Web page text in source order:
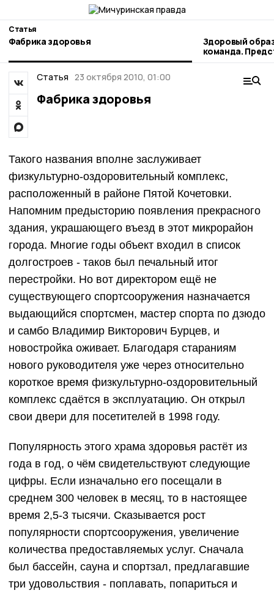
Статья
Фабрика здоровья
Здоровый
команда.
наукограда
Статья 23 октября 2010, 01:00
Фабрика здоровья
Такого названия вполне заслуживает
физкультурно-оздоровительный комплекс,
расположенный в районе Пятой Кочетовки.
Напомним предысторию появления прекрасного
здания, украшающего въезд в этот микрорайон
города. Многие годы объект входил в список
долгостроев - таков был печальный итог
перестройки. Но вот директором ещё не
существующего спортсооружения назначается
выдающийся спортсмен, мастер спорта по дзюдо
и самбо Владимир Викторович Бурцев, и
новостройка оживает. Благодаря стараниям
нового руководителя уже через относительно
короткое время физкультурно-оздоровительный
комплекс сдаётся в эксплуатацию. Он открыл
свои двери для посетителей в 1998 году.
Популярность этого храма здоровья растёт из
года в год, о чём свидетельствуют следующие
цифры. Если изначально его посещали в
среднем 300 человек в месяц, то в настоящее
время 2,5-3 тысячи. Сказывается рост
популярности спортсооружения, увеличение
количества предоставляемых услуг. Сначала
был бассейн, сауна и спортзал, предлагавшие
три удовольствия - поплавать, попариться и